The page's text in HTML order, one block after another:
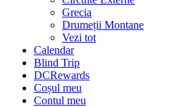
Grecia
Drumeții Montane
Vezi tot
Calendar
Blind Trip
DCRewards
Coșul meu
Contul meu